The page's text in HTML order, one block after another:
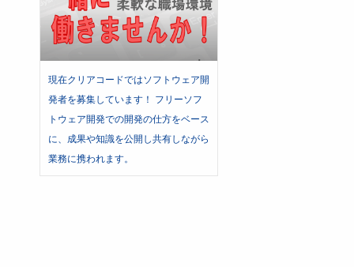
現在クリアコードではソフトウェア開
発者を募集しています！ フリーソフ
トウェア開発での開発の仕方をベース
に、成果や知識を公開し共有しながら
業務に携われます。